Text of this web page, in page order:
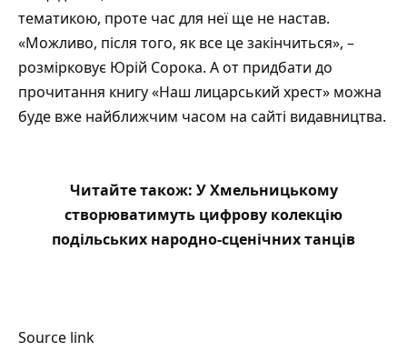
тематикою, проте час для неї ще не настав.
«Можливо, після того, як все це закінчиться», –
розмірковує Юрій Сорока. А от придбати до
прочитання книгу «Наш лицарський хрест» можна
буде вже найближчим часом на сайті видавництва.
Читайте також: У Хмельницькому
створюватимуть цифрову колекцію
подільських народно-сценічних танців
Source link